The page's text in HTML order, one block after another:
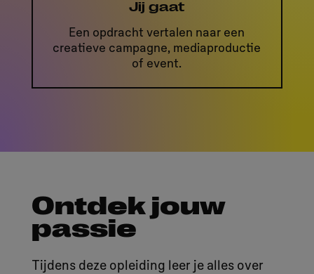
Jij gaat
Een opdracht vertalen naar een
creatieve campagne, mediaproductie
of event.
Ontdek jouw
passie
Tijdens deze opleiding leer je alles over